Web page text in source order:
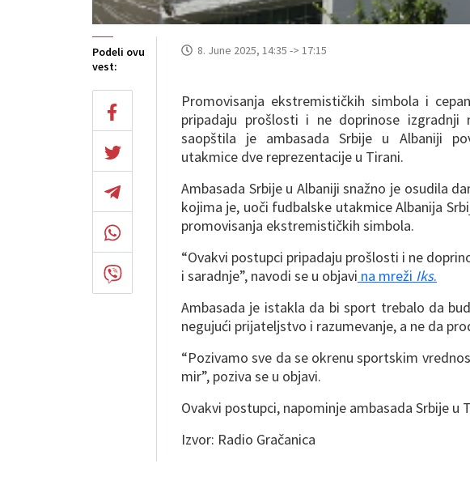
Podeli ovu
vest:
8. June 2025, 14:35 -> 17:15
Promovisanja ekstremističkih simbola i
pripadaju prošlosti i ne doprinose izgradnji
saopštila je ambasada Srbije u Albaniji
utakmice dve reprezentacije u Tirani.
Ambasada Srbije u Albaniji snažno je osudila
kojima je, uoči fudbalske utakmice Albanija
promovisanja ekstremističkih simbola.
“Ovakvi postupci pripadaju prošlosti i ne
i saradnje”, navodi se u objavi na mreži Iks.
Ambasada je istakla da bi sport trebalo da
negujući prijateljstvo i razumevanje, a ne da
“Pozivamo sve da se okrenu sportskim
mir”, poziva se u objavi.
Ovakvi postupci, napominje ambasada Srbije u
Izvor: Radio Gračanica